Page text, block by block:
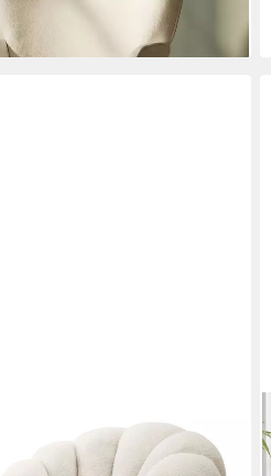
Bequemer Relaxsessel
1x Fußhocker), Drehsessel